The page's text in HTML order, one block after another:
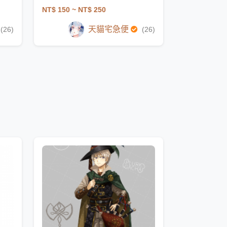
(26)
NT$ 150 ~ NT$ 250
天貓宅急便 (26)